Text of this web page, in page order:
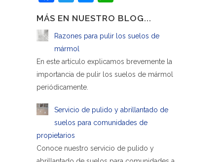
MÁS EN NUESTRO BLOG...
Razones para pulir los suelos de
mármol
En este artículo explicamos brevemente la
importancia de pulir los suelos de mármol
periódicamente.
Servicio de pulido y abrillantado de
suelos para comunidades de
propietarios
Conoce nuestro servicio de pulido y